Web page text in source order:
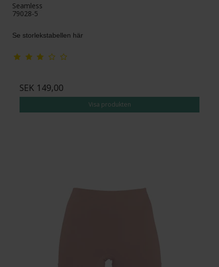
Seamless
79028-5
Se storlekstabellen här
SEK 149,00
Visa produkten